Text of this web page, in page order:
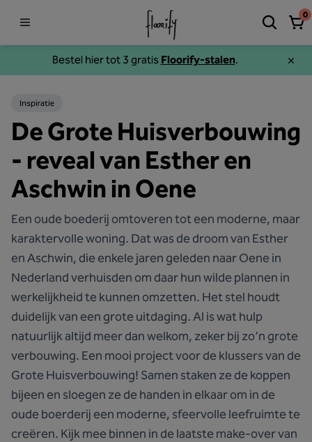
Bestel hier tot 3 gratis Floorify-stalen.
0
Inspiratie
De Grote Huisverbouwing
- reveal van Esther en
Aschwin in Oene
Een oude boederij omtoveren tot een moderne, maar
karaktervolle woning. Dat was de droom van Esther
en Aschwin, die enkele jaren geleden naar Oene in
Nederland verhuisden om daar hun wilde plannen in
werkelijkheid te kunnen omzetten. Het stel houdt
duidelijk van een grote uitdaging. Al is wat hulp
natuurlijk altijd meer dan welkom, zeker bij zo’n grote
verbouwing. Een mooi project voor de klussers van de
Grote Huisverbouwing! Samen staken ze de koppen
bijeen en sloegen ze de handen in elkaar om in de
oude boerderij een moderne, sfeervolle leefruimte te
creëren. Kijk mee binnen in de laatste make-over van